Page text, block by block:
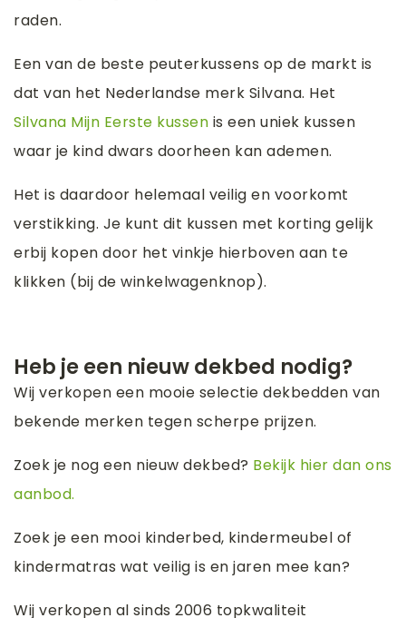
raden.
Een van de beste peuterkussens op de markt is
dat van het Nederlandse merk Silvana. Het
Silvana Mijn Eerste kussen is een uniek kussen
waar je kind dwars doorheen kan ademen.
Het is daardoor helemaal veilig en voorkomt
verstikking. Je kunt dit kussen met korting gelijk
erbij kopen door het vinkje hierboven aan te
klikken (bij de winkelwagenknop).
Heb je een nieuw dekbed nodig?
Wij verkopen een mooie selectie dekbedden van
bekende merken tegen scherpe prijzen.
Zoek je nog een nieuw dekbed? Bekijk hier dan ons
aanbod.
Zoek je een mooi kinderbed, kindermeubel of
kindermatras wat veilig is en jaren mee kan?
Wij verkopen al sinds 2006 topkwaliteit